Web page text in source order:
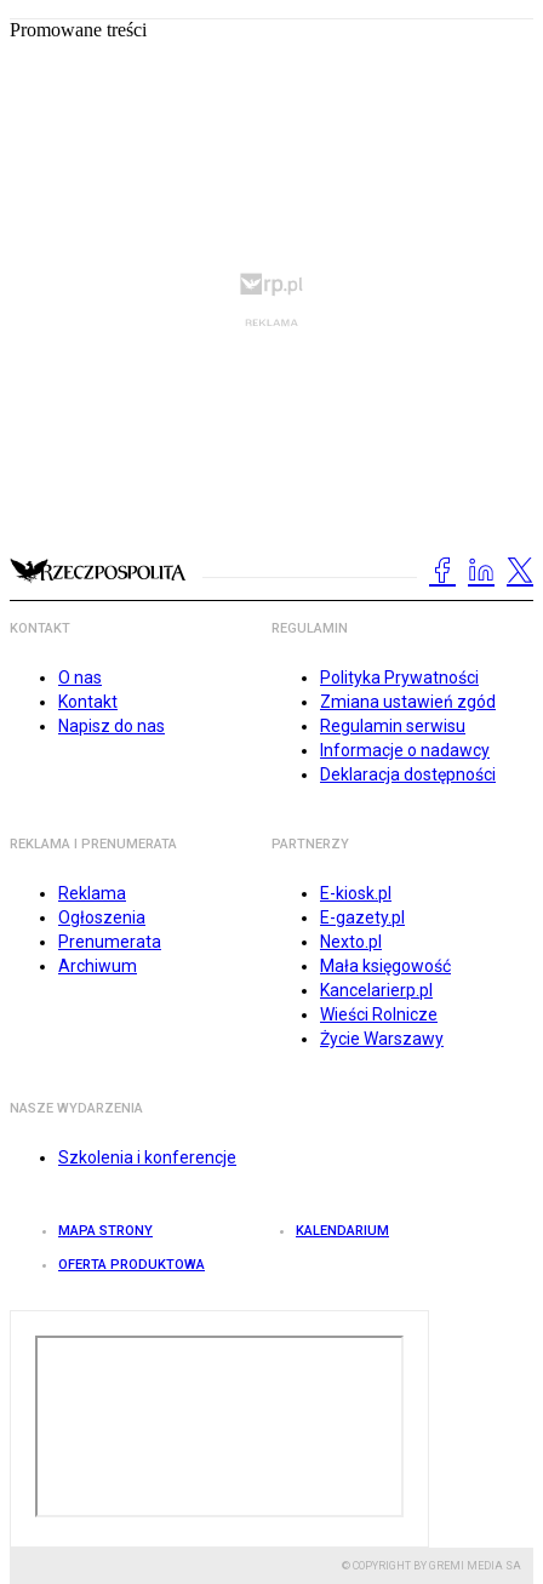
Promowane treści
KONTAKT
O nas
Kontakt
Napisz do nas
REGULAMIN
Polityka Prywatności
Zmiana ustawień zgód
Regulamin serwisu
Informacje o nadawcy
Deklaracja dostępności
REKLAMA I PRENUMERATA
Reklama
Ogłoszenia
Prenumerata
Archiwum
PARTNERZY
E-kiosk.pl
E-gazety.pl
Nexto.pl
Mała księgowość
Kancelarierp.pl
Wieści Rolnicze
Życie Warszawy
NASZE WYDARZENIA
Szkolenia i konferencje
MAPA STRONY KALENDARIUM
OFERTA PRODUKTOWA
© COPYRIGHT BY GREMI MEDIA SA